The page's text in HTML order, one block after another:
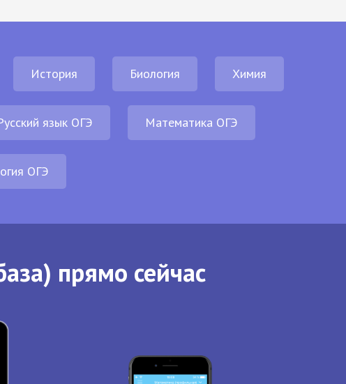
История Биология Химия
язык ОГЭ Математика ОГЭ
ОГЭ
прямо сейчас